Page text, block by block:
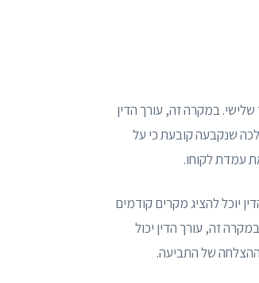
במקרה זה, עורך הדין
שנקבעה קובעת כי על
עמדת לקוחו.
יוכל להציג מקרים קודמים
זה, עורך הדין יכול
ההצלחה של התביעה.